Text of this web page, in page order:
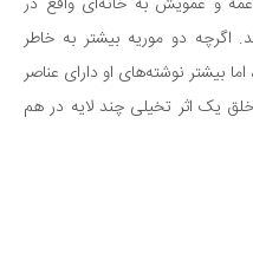
دو موریه بیشتر به خاطر
بیشتر نوشته‌های او دارای عناصر
یک اثر تخیلی چند لایه در هم